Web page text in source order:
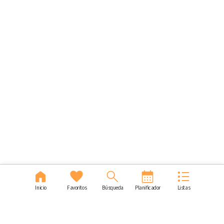
Inicio Favoritos Búsqueda Planificador Listas